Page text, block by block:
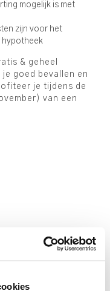
mogelijk is met
zijn voor het
hypotheek
& geheel
goed bevallen en
je tijdens de
van een